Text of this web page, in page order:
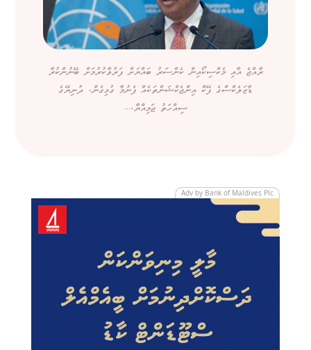
ރާއްޖެ އާއި މެކްސިކޯއިން ކެންސަރު ބައްޔަށް ފަރުވާކުރުމަށް ބޭނުންކުރާ
ޑާޒަލެކްސްގެ ފޭކް އިންޖެކްޝަންތަކެއް ފެނުމާ ގުޅިގެން، ދުނިޔޭގެ
ސިއްހަތު ޖަމިއްޔާ،...
Adv by Bank of Maldives Plc